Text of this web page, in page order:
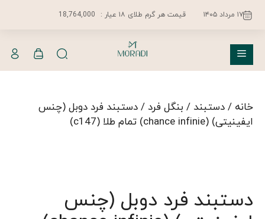
۱۷ مرداد ۱۴۰۵ قیمت هر گرم طلای ۱۸ عیار : 18,764,000
فهرست
خانه / دستبند / بنگل فرد / دستبند فرد دوبل (چنس
ایفینیتی) (chance infinie) تمام طلا (c147)
دستبند فرد دوبل (چنس